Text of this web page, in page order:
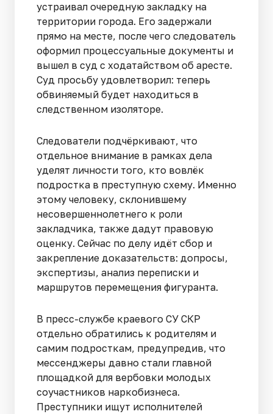
устраивал очередную закладку на
территории города. Его задержали
прямо на месте, после чего следователь
оформил процессуальные документы и
вышел в суд с ходатайством об аресте.
Суд просьбу удовлетворил: теперь
обвиняемый будет находиться в
следственном изоляторе.
Следователи подчёркивают, что
отдельное внимание в рамках дела
уделят личности того, кто вовлёк
подростка в преступную схему. Именно
этому человеку, склонившему
несовершеннолетнего к роли
закладчика, также дадут правовую
оценку. Сейчас по делу идёт сбор и
закрепление доказательств: допросы,
экспертизы, анализ переписки и
маршрутов перемещения фигуранта.
В пресс-службе краевого СУ СКР
отдельно обратились к родителям и
самим подросткам, предупредив, что
мессенджеры давно стали главной
площадкой для вербовки молодых
соучастников наркобизнеса.
Преступники ищут исполнителей